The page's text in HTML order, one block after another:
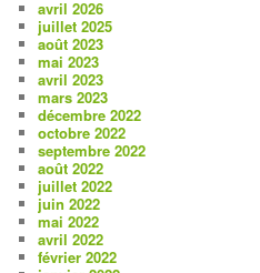
avril 2026
juillet 2025
août 2023
mai 2023
avril 2023
mars 2023
décembre 2022
octobre 2022
septembre 2022
août 2022
juillet 2022
juin 2022
mai 2022
avril 2022
février 2022